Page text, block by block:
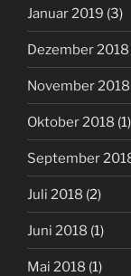
Januar 2019 (3)
Dezember 2018
November 2018
Oktober 2018 (1)
September
Juli 2018 (2)
Juni 2018 (1)
Mai 2018 (1)